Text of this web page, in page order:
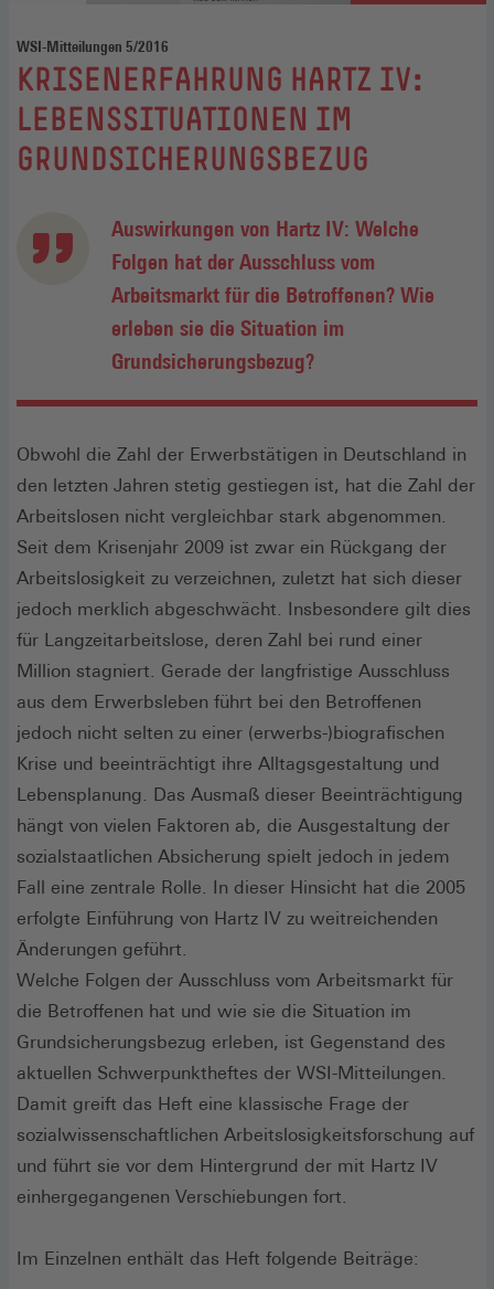
WSI-Mitteilungen 5/2016
:
KRISENERFAHRUNG HARTZ IV:
LEBENSSITUATIONEN IM
GRUNDSICHERUNGSBEZUG
Auswirkungen von Hartz IV: Welche
Folgen hat der Ausschluss vom
Arbeitsmarkt für die Betroffenen? Wie
erleben sie die Situation im
Grundsicherungsbezug?
Obwohl die Zahl der Erwerbstätigen in Deutschland in
den letzten Jahren stetig gestiegen ist, hat die Zahl der
Arbeitslosen nicht vergleichbar stark abgenommen.
Seit dem Krisenjahr 2009 ist zwar ein Rückgang der
Arbeitslosigkeit zu verzeichnen, zuletzt hat sich dieser
jedoch merklich abgeschwächt. Insbesondere gilt dies
für Langzeitarbeitslose, deren Zahl bei rund einer
Million stagniert. Gerade der langfristige Ausschluss
aus dem Erwerbsleben führt bei den Betroffenen
jedoch nicht selten zu einer (erwerbs-)biografischen
Krise und beeinträchtigt ihre Alltagsgestaltung und
Lebensplanung. Das Ausmaß dieser Beeinträchtigung
hängt von vielen Faktoren ab, die Ausgestaltung der
sozialstaatlichen Absicherung spielt jedoch in jedem
Fall eine zentrale Rolle. In dieser Hinsicht hat die 2005
erfolgte Einführung von Hartz IV zu weitreichenden
Änderungen geführt.
Welche Folgen der Ausschluss vom Arbeitsmarkt für
die Betroffenen hat und wie sie die Situation im
Grundsicherungsbezug erleben, ist Gegenstand des
aktuellen Schwerpunktheftes der WSI-Mitteilungen.
Damit greift das Heft eine klassische Frage der
sozialwissenschaftlichen Arbeitslosigkeitsforschung auf
und führt sie vor dem Hintergrund der mit Hartz IV
einhergegangenen Verschiebungen fort.
Im Einzelnen enthält das Heft folgende Beiträge: